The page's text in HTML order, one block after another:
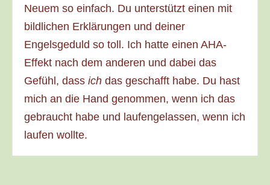
Neuem so einfach. Du unterstützt einen mit
bildlichen Erklärungen und deiner
Engelsgeduld so toll. Ich hatte einen AHA-
Effekt nach dem anderen und dabei das
Gefühl, dass ich das geschafft habe. Du hast
mich an die Hand genommen, wenn ich das
gebraucht habe und laufengelassen, wenn ich
laufen wollte.